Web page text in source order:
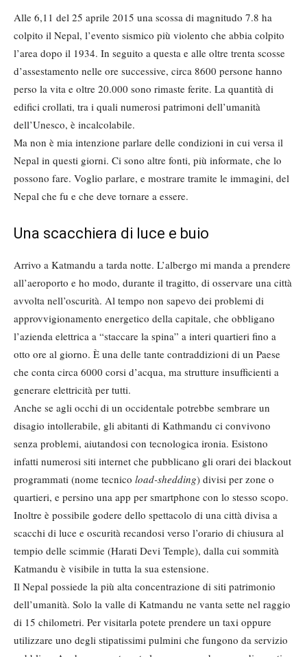
Alle 6,11 del 25 aprile 2015 una scossa di magnitudo 7.8 ha
colpito il Nepal, l’evento sismico più violento che abbia colpito
l’area dopo il 1934. In seguito a questa e alle oltre trenta scosse
d’assestamento nelle ore successive, circa 8600 persone hanno
perso la vita e oltre 20.000 sono rimaste ferite. La quantità di
edifici crollati, tra i quali numerosi patrimoni dell’umanità
dell’Unesco, è incalcolabile.
Ma non è mia intenzione parlare delle condizioni in cui versa il
Nepal in questi giorni. Ci sono altre fonti, più informate, che lo
possono fare. Voglio parlare, e mostrare tramite le immagini, del
Nepal che fu e che deve tornare a essere.
Una scacchiera di luce e buio
Arrivo a Katmandu a tarda notte. L’albergo mi manda a prendere
all’aeroporto e ho modo, durante il tragitto, di osservare una città
avvolta nell’oscurità. Al tempo non sapevo dei problemi di
approvvigionamento energetico della capitale, che obbligano
l’azienda elettrica a “staccare la spina” a interi quartieri fino a
otto ore al giorno. È una delle tante contraddizioni di un Paese
che conta circa 6000 corsi d’acqua, ma strutture insufficienti a
generare elettricità per tutti.
Anche se agli occhi di un occidentale potrebbe sembrare un
disagio intollerabile, gli abitanti di Kathmandu ci convivono
senza problemi, aiutandosi con tecnologica ironia. Esistono
infatti numerosi siti internet che pubblicano gli orari dei blackout
programmati (nome tecnico load-shedding) divisi per zone o
quartieri, e persino una app per smartphone con lo stesso scopo.
Inoltre è possibile godere dello spettacolo di una città divisa a
scacchi di luce e oscurità recandosi verso l’orario di chiusura al
tempio delle scimmie (Harati Devi Temple), dalla cui sommità
Katmandu è visibile in tutta la sua estensione.
Il Nepal possiede la più alta concentrazione di siti patrimonio
dell’umanità. Solo la valle di Katmandu ne vanta sette nel raggio
di 15 chilometri. Per visitarla potete prendere un taxi oppure
utilizzare uno degli stipatissimi pulmini che fungono da servizio